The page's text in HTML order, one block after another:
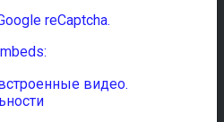
reCaptcha.
видео.